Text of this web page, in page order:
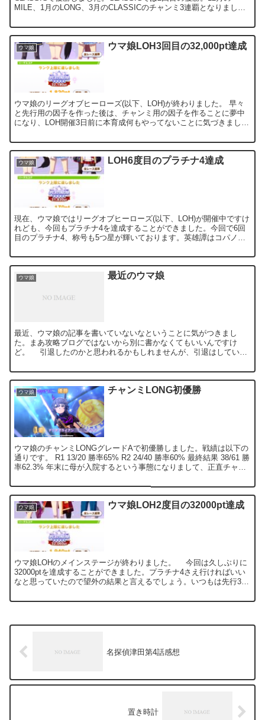
MILE、1月のLONG、3月のCLASSICのチャンミ3連覇となりまし
ウマ娘 ウマ娘LOH3回目の32,000pt達成
ウマ娘のリーグオブヒーローズ(以下、LOH)が終わりました。 早々
と先行用の因子を作った後は、チャンミ用の因子を作ることに夢中
になり、LOH開催3日前に本育成何もやってないことに気づきまし
ウマ娘 LOH6度目のプラチナ4達成
現在、ウマ娘ではリーグオブヒーローズ(以下、LOH)が開催中ですけ
れども、今回もプラチナ4を達成することができました。今回で6回
目のプラチナ4、称号も5つ星が輝いております。英雄譚はコパノリ
ウマ娘 最近のウマ娘
最近、ウマ娘の記事を書いていないなということに気がつきまし
た。まあ攻略ブログではないから別に書かなくてもいいんですけ
ど。 引退したのかと思われるかもしれませんが、引退はしていま
比...
ウマ娘 チャンミLONG初優勝
ウマ娘のチャンミLONGグレードAで初優勝しました。戦績は以下の
通りです。 R1 13/20 勝率65% R2 24/40 勝率60% 最終結果 38/61 勝
率62.3% 年末に母が入院するという事態になりまして、正直チャン
ウマ娘 ウマ娘LOH2度目の32000pt達成
ウマ娘LOHのメインステージが終わりました。 今回は久しぶりに
32000ptを達成することができました。プラチナ4さえ行ければいい
なと思っていたので望外の結果と言えるでしょう。いつもは先行3人
名探偵津田第4話感想
置き時計